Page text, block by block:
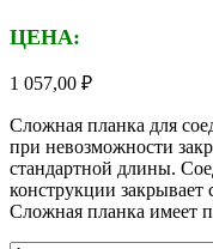
ЦЕНА:
1 057,00 ₽
Сложная планка для
при невозможности
стандартной длины.
конструкции
Сложная планка имеет